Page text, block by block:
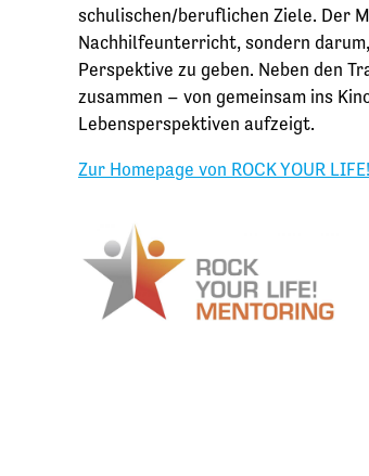
schulischen/beruflichen Ziele. Der
Nachhilfeunterricht, sondern
Perspektive zu geben. Neben den
zusammen – von gemeinsam ins
Lebensperspektiven aufzeigt.
Zur Homepage von ROCK YOUR LIFE!